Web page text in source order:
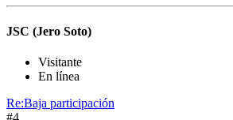
JSC (Jero Soto)
Visitante
En línea
Re:Baja participación
#4